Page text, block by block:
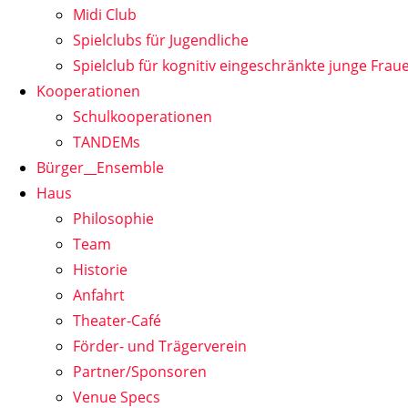
Midi Club
Spielclubs für Jugendliche
Spielclub für kognitiv eingeschränkte junge
Kooperationen
Schulkooperationen
TANDEMs
Bürger__Ensemble
Haus
Philosophie
Team
Historie
Anfahrt
Theater-Café
Förder- und Trägerverein
Partner/Sponsoren
Venue Specs